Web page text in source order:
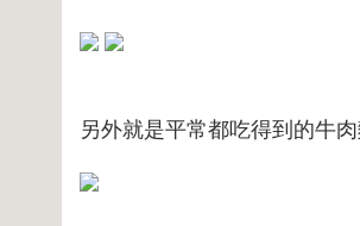
另外就是平常都吃得到的牛